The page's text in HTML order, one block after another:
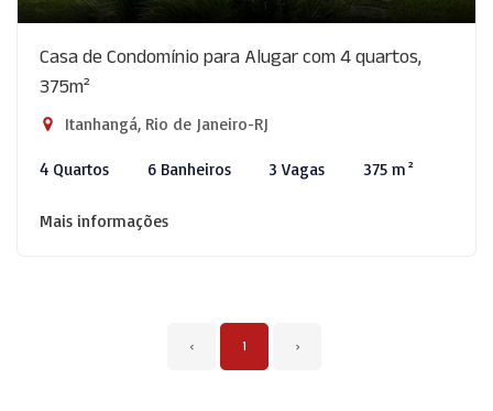
Casa de Condomínio para Alugar com 4 quartos,
375m²
Itanhangá, Rio de Janeiro-RJ
4 Quartos 6 Banheiros 3 Vagas 375 m²
Mais informações
‹ 1 ›